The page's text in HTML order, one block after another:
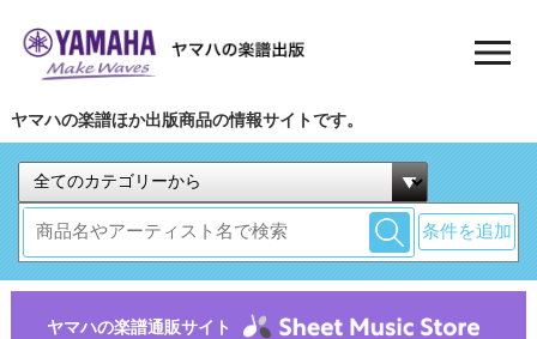
ヤマハの楽譜ほか出版商品の情報サイトです。
条件を追加
ヤマハの楽譜通販サイト